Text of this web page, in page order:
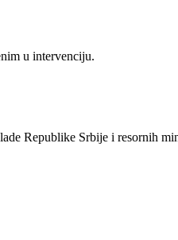
u intervenciju.
Republike Srbije i resornih